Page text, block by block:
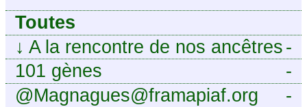
Toutes
-
↓ A la rencontre de nos ancêtres
-
101 gènes
-
@Magnagues@framapiaf.org